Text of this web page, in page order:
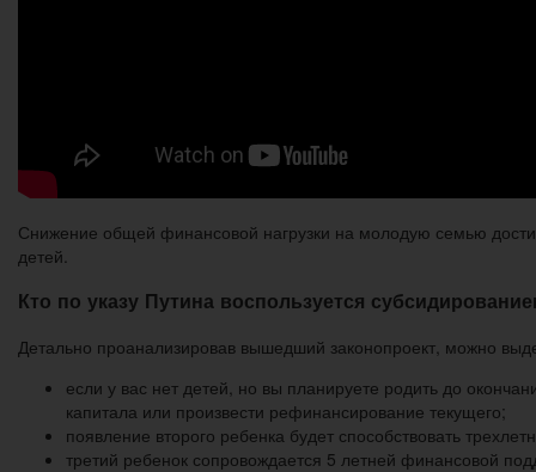
Снижение общей финансовой нагрузки на молодую семью
детей.
Кто по указу Путина воспользуется
Детально проанализировав вышедший законопроект, можно
если у вас нет детей, но вы планируете родить до
капитала или произвести рефинансирование текущего;
появление второго ребенка будет способствовать
третий ребенок сопровождается 5 летней финансовой